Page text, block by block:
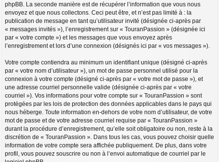
phpBB. La seconde manière est de récupérer l’information que vous nous
envoyez et que nous collectons. Ceci peut être, et n’est pas limité à : la
publication de message en tant qu’utilisateur invité (désignée ci-après par
« messages invités »), l’enregistrement sur « TouranPassion » (désignée ici
par « votre compte ») et les messages que vous envoyez après
l’enregistrement et lors d’une connexion (désignés ici par « vos messages »).
Votre compte contiendra au minimum un identifiant unique (désigné ci-après
par « votre nom d’utilisateur »), un mot de passe personnel utilisé pour la
connexion à votre compte (désigné ci-après par « votre mot de passe »), et
une adresse courriel personnelle valide (désignée ci-après par « votre
courriel »). Vos informations pour votre compte sur « TouranPassion » sont
protégées par les lois de protection des données applicables dans le pays qui
nous héberge. Toute information en-dehors de votre nom d’utilisateur, de votre
mot de passe et de votre adresse courriel requise par « TouranPassion »
durant la procédure d’enregistrement, qu’elle soit obligatoire ou non, reste à la
discrétion de « TouranPassion ». Dans tous les cas, vous pouvez choisir quelle
information de votre compte sera affichée publiquement. De plus, dans votre
profil, vous pouvez souscrire ou non à l’envoi automatique de courriel par le